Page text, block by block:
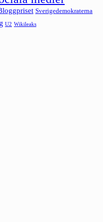
Sverigedemokraterna
U2 Wikileaks